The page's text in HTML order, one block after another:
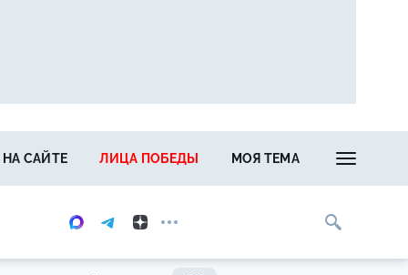
НА САЙТЕ ЛИЦА ПОБЕДЫ МОЯ ТЕМА